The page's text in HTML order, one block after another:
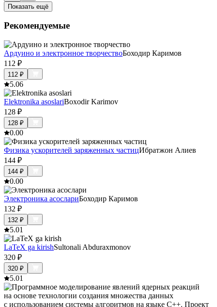
Показать ещё
Рекомендуемые
Ардуино и электронное творчествоБоходир Каримов
112 ₽
112 ₽
5.06
Elektronika asoslariBoxodir Karimov
128 ₽
128 ₽
0.00
Физика ускорителей заряженных частицИбратжон Алиев
144 ₽
144 ₽
0.00
Электроника асослариБоходир Каримов
132 ₽
132 ₽
5.01
LaTeX ga kirishSultonali Abduraxmonov
320 ₽
320 ₽
5.01